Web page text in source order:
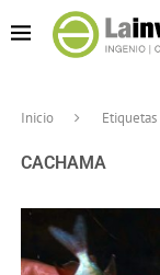
Inicio Etiquetas
CACHAMA